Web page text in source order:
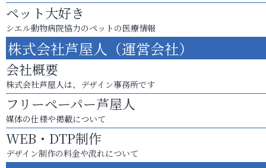
ペット大好き
シエル動物病院協力のペットの医療情報
株式会社芦屋人（運営会社）
会社概要
株式会社芦屋人は、デザイン事務所です
フリーペーパー芦屋人
媒体の仕様や掲載について
WEB・DTP制作
デザイン制作の料金や流れについて